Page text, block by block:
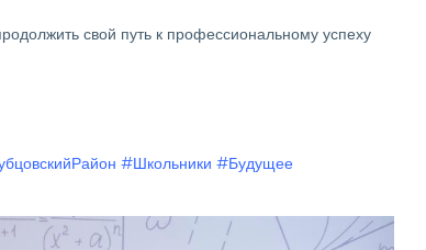
свой путь к профессиональному успеху
#Школьники #Будущее